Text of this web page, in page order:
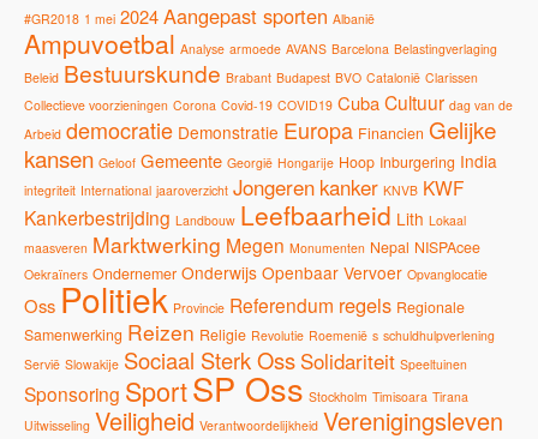
#GR2018 1 mei 2024Aangepast sporten Albanië
Ampuvoetbal Analyse armoede AVANS Barcelona Belastingverlaging
Beleid Bestuurskunde Brabant Budapest BVO Catalonië Clarissen
Collectieve voorzieningen Corona Covid-19 COVID19 CubaCultuur dag van de
Arbeid democratie Demonstratie Europa Financien Gelijke
kansen Geloof Gemeente Georgië Hongarije Hoop Inburgering India
integriteit International jaaroverzicht Jongeren kanker KNVB KWF
Kankerbestrijding Landbouw Leefbaarheid Lith Lokaal
maasveren Marktwerking Megen Monumenten Nepal NISPAcee
Oekraïners Ondernemer Onderwijs Openbaar Vervoer Opvanglocatie
Oss Politiek Provincie Referendum regels Regionale
Samenwerking Reizen Religie Revolutie Roemenië s schuldhulpverlening
Servië Slowakije Sociaal Sterk Oss Solidariteit Speeltuinen
Sponsoring SportSP Oss Stockholm Timisoara Tirana
Uitwisseling Veiligheid Verantwoordelijkheid Verenigingsleven